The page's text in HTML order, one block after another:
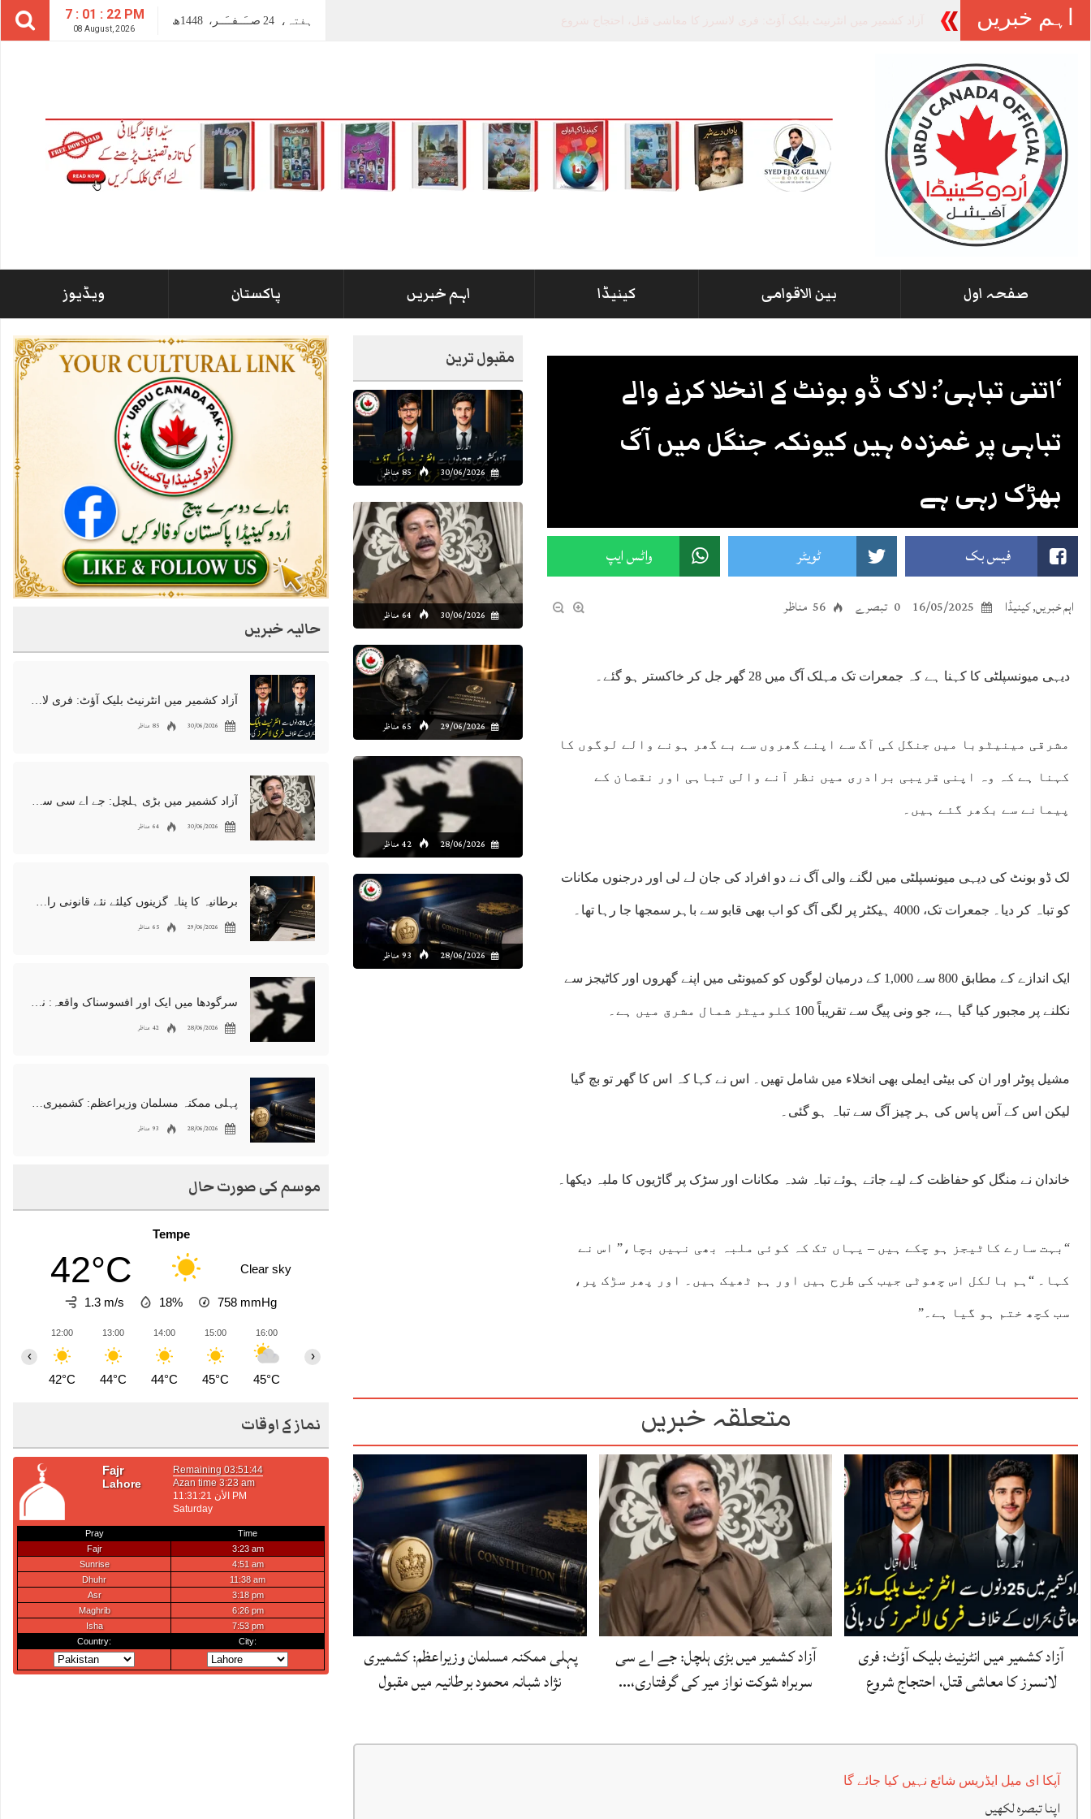
7 : 01 : 23 PM
08 August, 2026
ہفتہ، 24 صــَــفــَــر، 1448ھ اہم خبریں
صفحہ اول بین الاقوامی کینیڈا اہم خبریں پاکستان ویڈیوز
مقبول ترین
30/06/2026 85 مناظر
30/06/2026 64 مناظر
29/06/2026 65 مناظر
28/06/2026 42 مناظر
28/06/2026 93 مناظر
‘اتنی تباہی’: لاک ڈو بونٹ کے انخلا کرنے والے
تباہی پر غمزدہ ہیں کیونکہ جنگل میں آگ
بھڑک رہی ہے
فیس بک ٹویٹر واٹس ایپ
اہم خبریں,کینیڈا 16/05/2025 0 تبصرے 56 مناظر
دیہی میونسپلٹی کا کہنا ہے کہ جمعرات تک مہلک آگ میں 28 گھر جل کر خاکستر ہو گئے۔
مشرقی مینیٹوبا میں جنگل کی آگ سے اپنے گھروں سے بے گھر ہونے والے لوگوں کا
کہنا ہے کہ وہ اپنی قریبی برادری میں نظر آنے والی تباہی اور نقصان کے
پیمانے سے بکھر گئے ہیں۔
لک ڈو بونٹ کی دیہی میونسپلٹی میں لگنے والی آگ نے دو افراد کی جان لے لی اور درجنوں مکانات
کو تباہ کر دیا۔ جمعرات تک، 4000 ہیکٹر پر لگی آگ کو اب بھی قابو سے باہر سمجھا جا رہا تھا۔
ایک اندازے کے مطابق 800 سے 1,000 کے درمیان لوگوں کو کمیونٹی میں اپنے گھروں اور کاٹیجز سے
نکلنے پر مجبور کیا گیا ہے، جو ونی پیگ سے تقریباً 100 کلومیٹر شمال مشرق میں ہے۔
مشیل پوٹر اور ان کی بیٹی ایملی بھی انخلاء میں شامل تھیں۔ اس نے کہا کہ اس کا گھر تو بچ گیا
لیکن اس کے آس پاس کی ہر چیز آگ سے تباہ ہو گئی۔
خاندان نے منگل کو حفاظت کے لیے جاتے ہوئے تباہ شدہ مکانات اور سڑک پر گاڑیوں کا ملبہ دیکھا۔
“بہت سارے کاٹیجز ہو چکے ہیں – یہاں تک کہ کوئی ملبہ بھی نہیں بچا،” اس نے
کہا۔ “ہم بالکل اس چھوٹی جیب کی طرح ہیں اور ہم ٹھیک ہیں۔ اور پھر سڑک پر،
سب کچھ ختم ہو گیا ہے۔”
متعلقہ خبریں
آزاد کشمیر میں انٹرنیٹ بلیک آؤٹ: فری
لانسرز کا معاشی قتل، احتجاج شروع
آزاد کشمیر میں بڑی ہلچل: جے اے سی
سربراہ شوکت نواز میر کی گرفتاری،…
پہلی ممکنہ مسلمان وزیراعظم: کشمیری
نژاد شبانہ محمود برطانیہ میں مقبول
آپکا ای میل ایڈریس شائع نہیں کیا جائے گا
اپنا تبصرہ لکھیں
حالیہ خبریں
آزاد کشمیر میں انٹرنیٹ بلیک آؤٹ: فری لانسرز کا معاشی قتل، احتجاج شروع
30/06/2026 85 مناظر
آزاد کشمیر میں بڑی ہلچل: جے اے سی سربراہ شوکت نواز میر کی گرفتاری، دھرنا جاری
30/06/2026 64 مناظر
برطانیہ کا پناہ گزینوں کیلئے نئے قانونی راستوں اور اسپانسر شپ نظام کا اعلان
29/06/2026 65 مناظر
سرگودھا میں ایک اور افسوسناک واقعہ: نوعمر لڑکے سے مبینہ زیادتی، مقدمہ درج
28/06/2026 42 مناظر
پہلی ممکنہ مسلمان وزیراعظم: کشمیری نژاد شبانہ محمود برطانیہ میں مقبول
28/06/2026 93 مناظر
موسم کی صورت حال
Tempe
42°C Clear sky
1.3 m/s 18% 758 mmHg
12:00
42°C
13:00
44°C
14:00
44°C
15:00
45°C
16:00
45°C
‹ ›
نماز کے اوقات